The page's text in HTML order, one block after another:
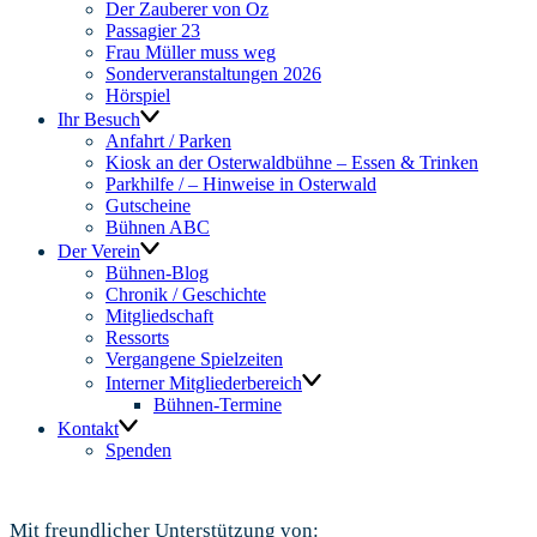
Der Zauberer von Oz
Passagier 23
Frau Müller muss weg
Sonderveranstaltungen 2026
Hörspiel
Ihr Besuch
Anfahrt / Parken
Kiosk an der Osterwaldbühne – Essen & Trinken
Parkhilfe / – Hinweise in Osterwald
Gutscheine
Bühnen ABC
Der Verein
Bühnen-Blog
Chronik / Geschichte
Mitgliedschaft
Ressorts
Vergangene Spielzeiten
Interner Mitgliederbereich
Bühnen-Termine
Kontakt
Spenden
Mit freundlicher Unterstützung von: